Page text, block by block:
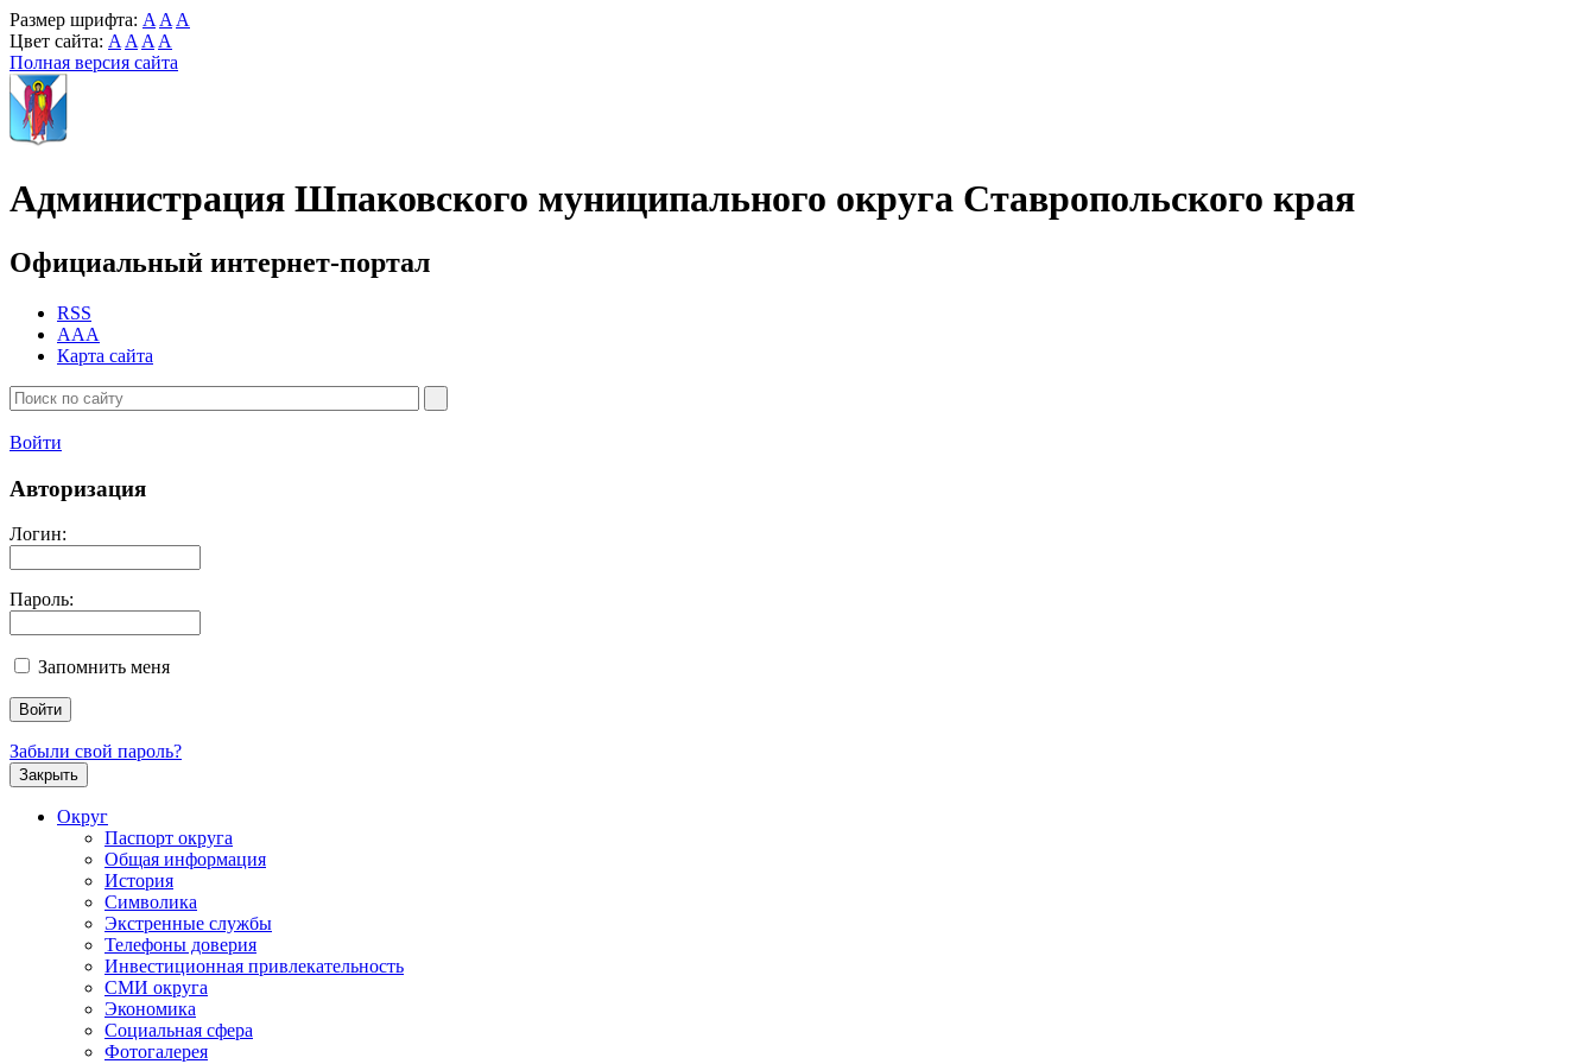
Размер шрифта: A A A
Цвет сайта: A A A A
Полная версия сайта
Администрация Шпаковского муниципального округа Ставропольского края
Официальный интернет-портал
RSS
AAA
Карта сайта
Войти
Авторизация
Логин:
Пароль:
Запомнить меня
Забыли свой пароль?
Закрыть
Округ
Паспорт округа
Общая информация
История
Символика
Экстренные службы
Телефоны доверия
Инвестиционная привлекательность
СМИ округа
Экономика
Социальная сфера
Фотогалерея